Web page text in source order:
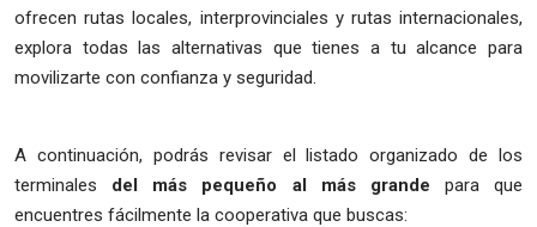
ofrecen rutas locales, interprovinciales y rutas internacionales,
explora todas las alternativas que tienes a tu alcance para
movilizarte con confianza y seguridad.
A continuación, podrás revisar el listado organizado de los
terminales del más pequeño al más grande para que
encuentres fácilmente la cooperativa que buscas: